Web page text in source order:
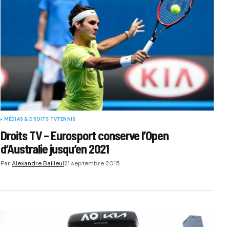
MÉDIAS & DROITS TVTENNIS
Droits TV – Eurosport conserve l’Open
d’Australie jusqu’en 2021
ParAlexandre Bailleul21 septembre 2015